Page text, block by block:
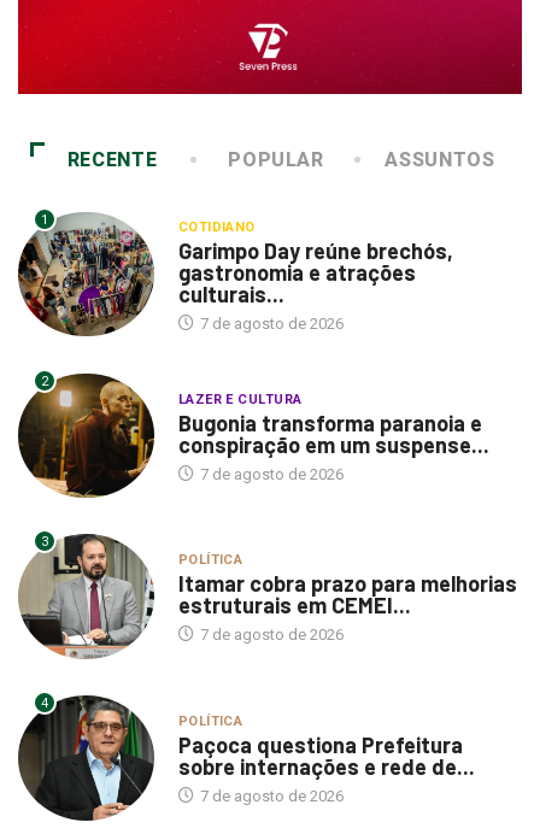
RECENTE POPULAR ASSUNTOS
1 COTIDIANO
Garimpo Day reúne brechós,
gastronomia e atrações
culturais...
7 de agosto de 2026
2
LAZER E CULTURA
Bugonia transforma paranoia e
conspiração em um suspense...
7 de agosto de 2026
3
POLÍTICA
Itamar cobra prazo para melhorias
estruturais em CEMEI...
7 de agosto de 2026
4
POLÍTICA
Paçoca questiona Prefeitura
sobre internações e rede de...
7 de agosto de 2026